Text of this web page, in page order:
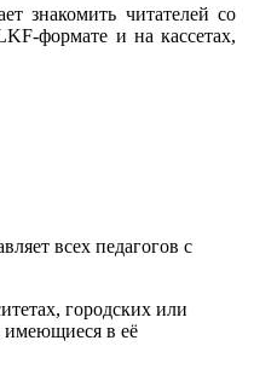
знакомить читателей со
формате и на кассетах,
всех педагогов с
городских или
имеющиеся в её